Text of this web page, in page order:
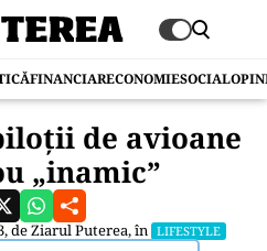
FINANCIARECONOMIESOCIAL
de avioane
„inamic”
deZiarul Puterea, în LIFESTYLE